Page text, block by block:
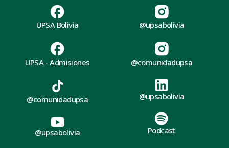
UPSA Bolivia
UPSA - Admisiones
@upsabolivia
@comunidadupsa
@comunidadupsa
@upsabolivia
@upsabolivia
Podcast